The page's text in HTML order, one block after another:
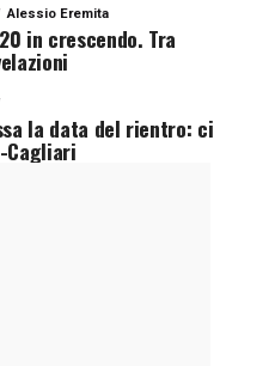
Alessio Eremita
in crescendo. Tra
la data del rientro: ci
Cagliari